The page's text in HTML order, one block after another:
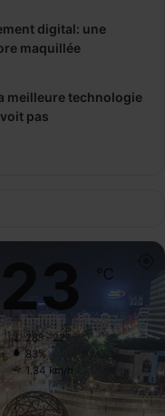
digital: une
maquillée
meilleure technologie
pas
23 ℃
28º - 22º
83%
1.34 km/h